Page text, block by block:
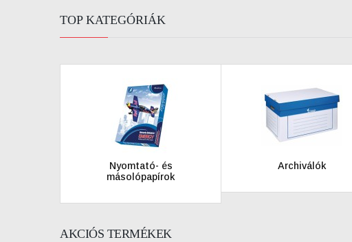
TOP KATEGÓRIÁK
Nyomtató- és
másolópapírok
Archiválók
AKCIÓS TERMÉKEK